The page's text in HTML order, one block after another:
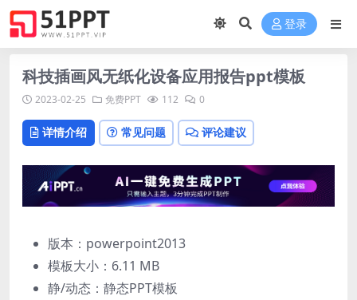
登录
科技插画风无纸化设备应用报告ppt模板
2023-02-25 免费PPT 112 0
详情介绍 常见问题 评论建议
版本：powerpoint2013
模板大小： 6.11 MB
静/动态：静态PPT模板